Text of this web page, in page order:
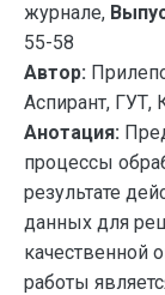
журнале,
55-58
Автор:
Аспирант, ГУТ,
Анотация:
процессы
результате
данных для
качественной
работы